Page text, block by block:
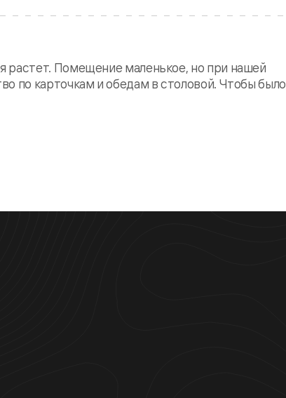
растет. Помещение маленькое, но при нашей
по карточкам и обедам в столовой. Чтобы было